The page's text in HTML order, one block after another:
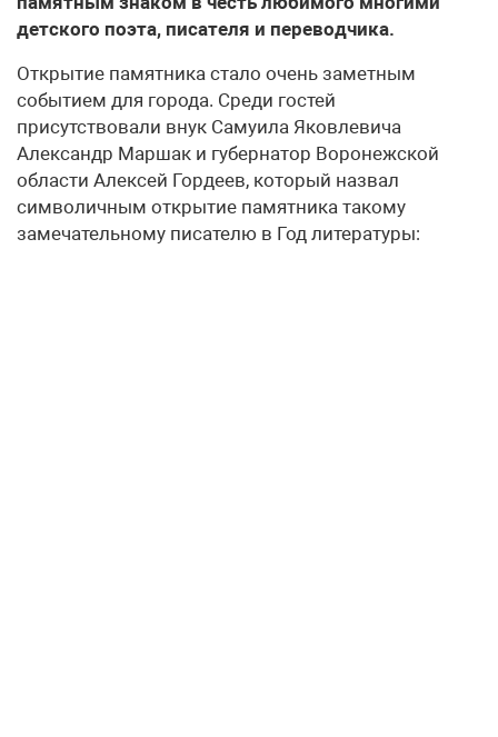
детского поэта, писателя и переводчика.
Открытие памятника стало очень заметным
событием для города. Среди гостей
присутствовали внук Самуила Яковлевича
Александр Маршак и губернатор Воронежской
области Алексей Гордеев, который назвал
символичным открытие памятника такому
замечательному писателю в Год литературы: